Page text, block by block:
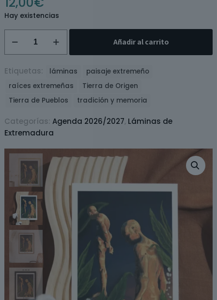
Hay existencias
de
Miradores
cantidad
Añadir al carrito
Etiquetas: láminas
paisaje extremeño
raíces extremeñas
Tierra de Origen
Tierra de Pueblos
tradición y memoria
Categorías: Agenda 2026/2027, Láminas de
Extremadura